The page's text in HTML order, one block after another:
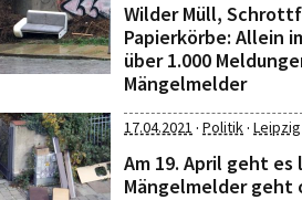
Wilder Müll,
Papierkörbe: Allein
über 1.000
Mängelmelder
17.04.2021 · Politik· Leipzig
Am 19. April geht es
Mängelmelder geht